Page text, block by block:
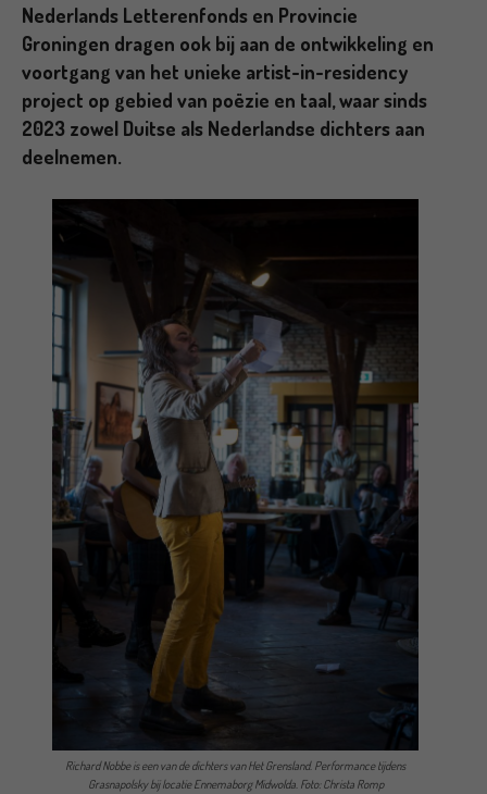
Nederlands Letterenfonds en Provincie
Groningen dragen ook bij aan de ontwikkeling en
voortgang van het unieke artist-in-residency
project op gebied van poëzie en taal, waar sinds
2023 zowel Duitse als Nederlandse dichters aan
deelnemen.
Richard Nobbe is een van de dichters van Het Grensland. Performance tijdens
Grasnapolsky bij locatie Ennemaborg Midwolda. Foto: Christa Romp